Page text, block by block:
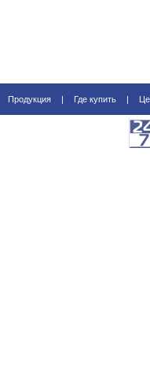
Продукция | Где купить |